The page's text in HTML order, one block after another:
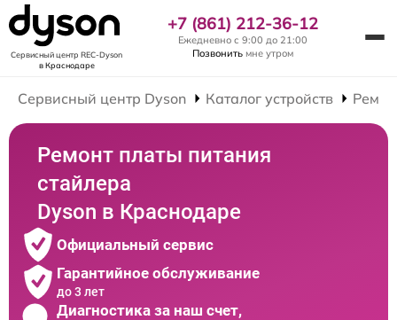
Сервисный центр REC-Dyson
в Краснодаре
+7 (861) 212-36-12
Ежедневно с 9:00 до 21:00
Позвонить мне утром
Сервисный центр Dyson Каталог устройств
Ремонт платы питания
стайлера
Dyson в Краснодаре
Официальный сервис
Гарантийное обслуживание
до 3 лет
Диагностика за наш счет,